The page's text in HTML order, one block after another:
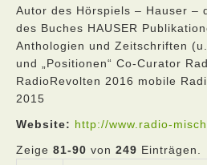
Autor des Hörspiels – Hauser –
des Buches HAUSER
Anthologien und Zeitschriften
und „Positionen“ Co-Curator
RadioRevolten 2016 mobile
2015
Website: http://www.radio-
Zeige 81-90 von 249 Einträgen.